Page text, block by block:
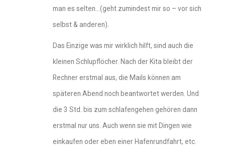
man es selten…(geht zumindest mir so – vor sich
selbst & anderen).
Das Einzige was mir wirklich hilft, sind auch die
kleinen Schlupflöcher. Nach der Kita bleibt der
Rechner erstmal aus, die Mails können am
späteren Abend noch beantwortet werden. Und
die 3 Std. bis zum schlafengehen gehören dann
erstmal nur uns. Auch wenn sie mit Dingen wie
einkaufen oder eben einer Hafenrundfahrt, etc.